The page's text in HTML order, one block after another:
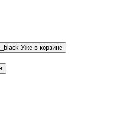
Уже в корзине